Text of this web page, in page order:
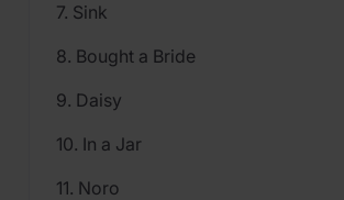
7. Sink
8. Bought a Bride
9. Daisy
10. In a Jar
11. Noro